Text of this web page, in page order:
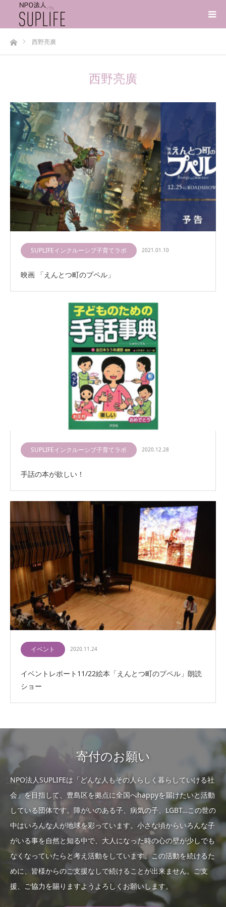
ホーム西野亮廣
西野亮廣
SUPLIFEインクルーシブ子育てラボ 2021.01.10
映画 「えんとつ町のプペル」
SUPLIFEインクルーシブ子育てラボ 2020.12.28
手話の本が欲しい！
イベント 2020.11.24
イベントレポート11/22絵本「えんとつ町のプペル」朗読
ショー
寄付のお願い
NPO法人SUPLIFEは「どんな人もその人らしく暮らしていける社
会」を目指して、豊島区を拠点に全国へhappyを届けたいと活動
している団体です。障がいのある子、病気の子、LGBT…この世の
中はいろんな人が地球を彩っています。小さな頃からいろんな子
がいる事を自然と知る中で、大人になった時の心の壁が少しでも
なくなっていたらと考え活動をしています。この活動を続けるた
めに、皆様からのご支援なしで続けることが出来ません。ご支
援、ご協力を賜りますようよろしくお願いします。